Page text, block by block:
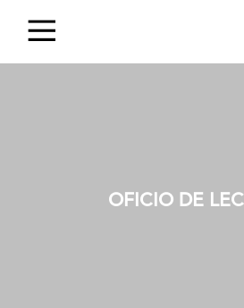
OFICIO DE